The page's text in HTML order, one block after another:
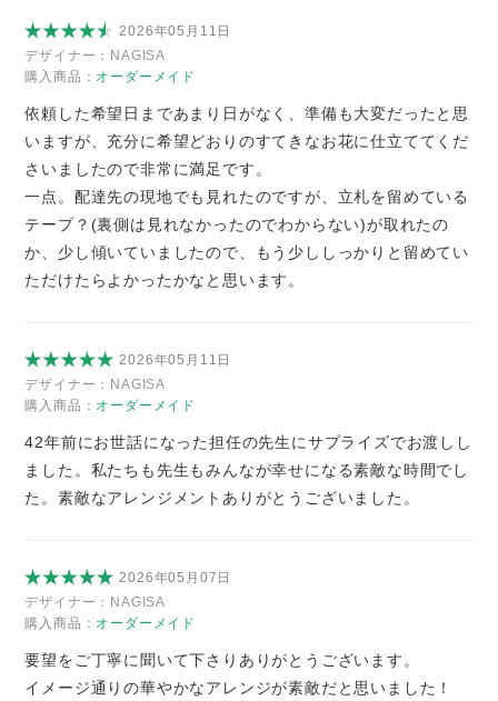
2026年05月11日
デザイナー： NAGISA
購入商品： オーダーメイド
依頼した希望日まであまり日がなく、準備も大変だったと思
いますが、充分に希望どおりのすてきなお花に仕立ててくだ
さいましたので非常に満足です。
一点。配達先の現地でも見れたのですが、立札を留めている
テープ？(裏側は見れなかったのでわからない)が取れたの
か、少し傾いていましたので、もう少ししっかりと留めてい
ただけたらよかったかなと思います。
2026年05月11日
デザイナー： NAGISA
購入商品： オーダーメイド
42年前にお世話になった担任の先生にサプライズでお渡しし
ました。私たちも先生もみんなが幸せになる素敵な時間でし
た。素敵なアレンジメントありがとうございました。
2026年05月07日
デザイナー： NAGISA
購入商品： オーダーメイド
要望をご丁寧に聞いて下さりありがとうございます。
イメージ通りの華やかなアレンジが素敵だと思いました！